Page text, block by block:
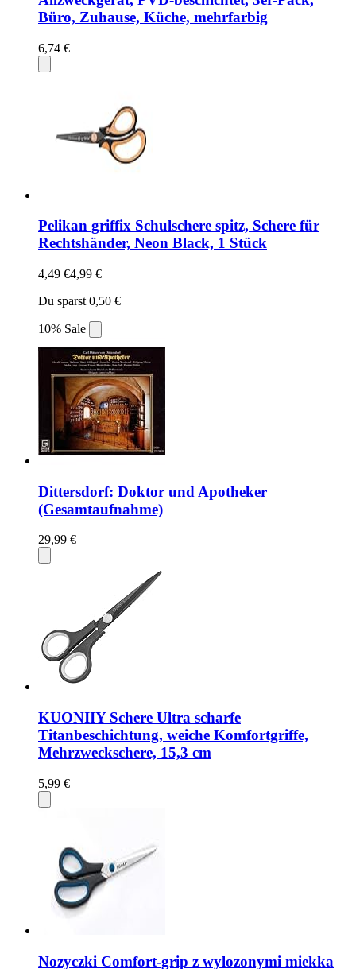
Büro, Zuhause, Küche, mehrfarbig
6,74 €
Pelikan griffix Schulschere spitz, Schere für
Rechtshänder, Neon Black, 1 Stück
4,49 €4,99 €
Du sparst 0,50 €
10% Sale
Dittersdorf: Doktor und Apotheker
(Gesamtaufnahme)
29,99 €
KUONIIY Schere Ultra scharfe
Titanbeschichtung, weiche Komfortgriffe,
Mehrzweckschere, 15,3 cm
5,99 €
Nozyczki Comfort-grip z wylozonymi miekka